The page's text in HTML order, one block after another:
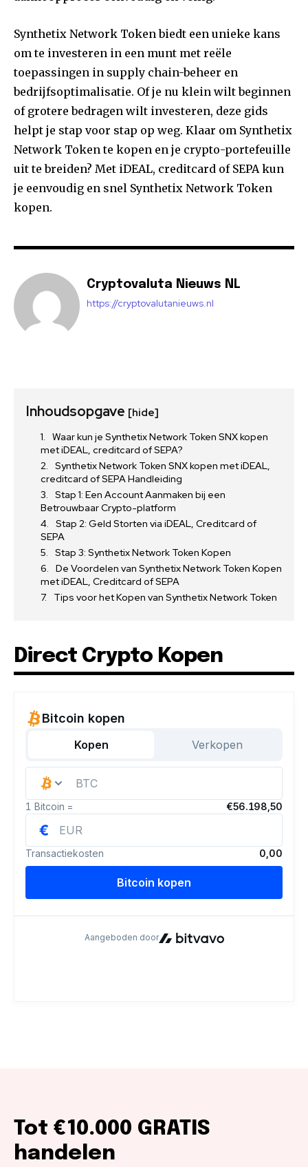
Synthetix Network Token biedt een unieke kans
om te investeren in een munt met reële
toepassingen in supply chain-beheer en
bedrijfsoptimalisatie. Of je nu klein wilt beginnen
of grotere bedragen wilt investeren, deze gids
helpt je stap voor stap op weg. Klaar om Synthetix
Network Token te kopen en je crypto-portefeuille
uit te breiden? Met iDEAL, creditcard of SEPA kun
je eenvoudig en snel Synthetix Network Token
kopen.
Cryptovaluta Nieuws NL
https://cryptovalutanieuws.nl
Inhoudsopgave [hide]
Waar kun je Synthetix Network Token SNX kopen
met iDEAL, creditcard of SEPA?
Synthetix Network Token SNX kopen met iDEAL,
creditcard of SEPA Handleiding
Stap 1: Een Account Aanmaken bij een
Betrouwbaar Crypto-platform
Stap 2: Geld Storten via iDEAL, Creditcard of
SEPA
Stap 3: Synthetix Network Token Kopen
De Voordelen van Synthetix Network Token Kopen
met iDEAL, Creditcard of SEPA
Tips voor het Kopen van Synthetix Network Token
Direct Crypto Kopen
Tot €10.000 GRATIS
handelen